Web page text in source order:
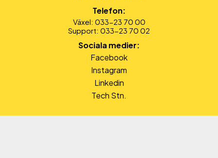
Telefon:
Växel: 033-23 70 00
Support: 033-23 70 02
Sociala medier:
Facebook
Instagram
Linkedin
Tech Stn.